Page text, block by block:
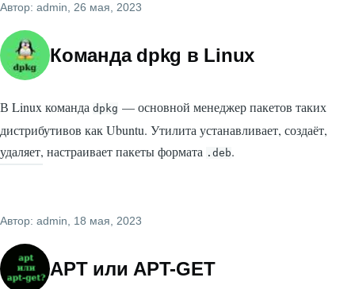
Автор: admin , 26 мая, 2023
Команда dpkg в Linux
В Linux команда dpkg — основной менеджер пакетов таких
дистрибутивов как Ubuntu. Утилита устанавливает, создаёт,
удаляет, настраивает пакеты формата .deb.
Автор: admin , 18 мая, 2023
APT или APT-GET